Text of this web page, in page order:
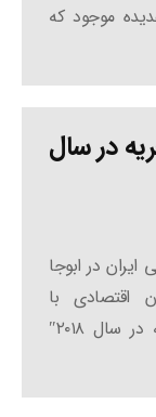
موجود که
در سال
در ابوجا
اقتصادی با
موضوع”نگاهی به تجارت خارجی نیجریه در سال ۲۰۱۸″